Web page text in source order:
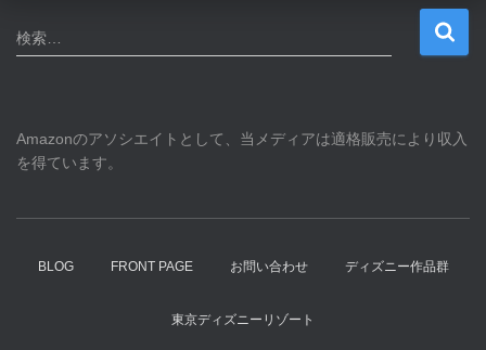
検
索
検索…
Amazonのアソシエイトとして、当メディアは適格販売により収入
を得ています。
BLOG FRONT PAGE お問い合わせ ディズニー作品群
東京ディズニーリゾート